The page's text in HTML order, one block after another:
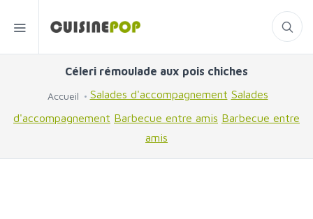
Céleri rémoulade aux pois chiches
Accueil Salades d'accompagnement Salades
d'accompagnement Barbecue entre amis Barbecue entre
amis